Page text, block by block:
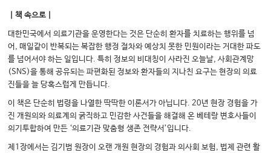
｜책 속으로｜
대한민국에서 의료기관을 운영한다는 것은 단순히 환자를 치료하는 행위를 넘
어, 매일같이 반복되는 복잡한 행정 절차와 예상치 못한 민원이라는 거대한 파도
를 넘어서야 하는 일입니다. 특히 정보의 비대칭이 사라진 오늘날, 사회관계망
(SNS)을 통해 공유되는 파편화된 정보와 환자들의 지나친 요구는 현장의 의료
진들을 늘 당혹스럽게 만듭니다.
이 책은 단순히 법령을 나열한 딱딱한 이론서가 아닙니다. 20년 현장 경험을 가
진 개원의와 의료계의 굵직하고 민감한 사건들을 해결해 온 베테랑 변호사들이
의기투합하여 만든 ‘의료기관 맞춤형 생존 전략서’입니다.
제1장에서는 김기범 원장이 오랜 개원 현장의 경험과 의사회 보험, 법제 관련 활